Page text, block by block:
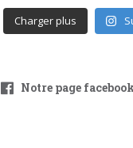
Charger plus
Notre page